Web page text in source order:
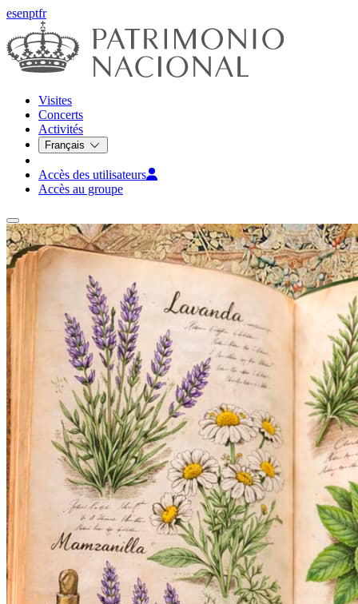
esenptfr
Visites
Concerts
Activités
Français
Accès des utilisateurs
Accès au groupe